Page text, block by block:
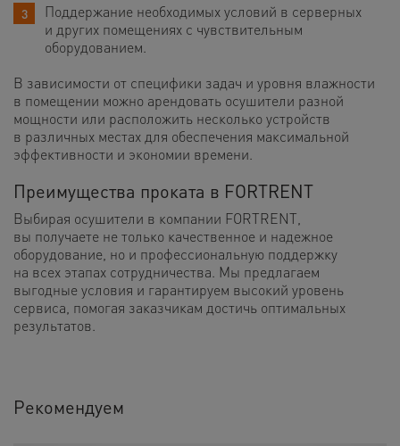
Поддержание необходимых условий в серверных
и других помещениях с чувствительным
оборудованием.
В зависимости от специфики задач и уровня влажности
в помещении можно арендовать осушители разной
мощности или расположить несколько устройств
в различных местах для обеспечения максимальной
эффективности и экономии времени.
Преимущества проката в FORTRENT
Выбирая осушители в компании FORTRENT,
вы получаете не только качественное и надежное
оборудование, но и профессиональную поддержку
на всех этапах сотрудничества. Мы предлагаем
выгодные условия и гарантируем высокий уровень
сервиса, помогая заказчикам достичь оптимальных
результатов.
Рекомендуем